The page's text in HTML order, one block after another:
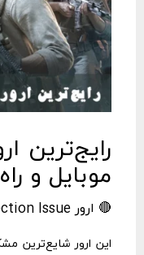
رایج‌ترین
موبایل و
🔴 ارور Connection Issue (مشکل اتصال)
این ارور شایع‌ترین